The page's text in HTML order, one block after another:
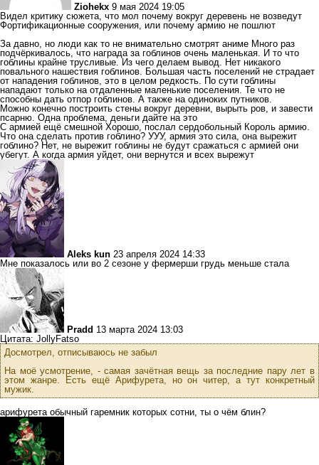
Ziohekx 9 мая 2024 19:05
Видел критику сюжета, что мол почему вокруг деревень не возведут
Фортификационные сооружения, или почему армию не пошлют
За давно, но люди как то не внимательно смотрят аниме Много раз
подчёркивалось, что награда за гоблинов очень маленькая. И то что
гоблины крайне трусливые. Из чего делаем вывод. Нет никакого
повального нашествия гоблинов. Большая часть поселений не страдает
от нападения гоблинов, это в целом редкость. По сути гоблины
нападают только на отдаленные маленькие поселения. Те что не
способны дать отпор гоблинов. А также на одиноких путников.
Можно конечно построить стены вокруг деревни, вырыть ров, и завести
псарню. Одна проблема, деньги дайте на это
С армией ещё смешной Хорошо, послал сердобольный Король армию.
Что она сделать против гоблино? УУУ, армия это сила, она вырежит
гоблино? Нет, не вырежит гоблины не будут сражаться с армией они
убегут. А когда армия уйдет, они вернутся и всех вырежут
Aleks kun 23 апреля 2024 14:33
Мне показалось или во 2 сезоне у фермерши грудь меньше стала
Pradd 13 марта 2024 13:03
Цитата: JollyFatso
Досмотрел, отписываюсь не забыл
На моё усмотрение, - самая зачётная вещь за последние пару лет в
этом жанре. Есть ещё Арифурета, но он читер, а тут конкретный
мужик.
арифурета обычный гаремник которых сотни, ты о чём блин?